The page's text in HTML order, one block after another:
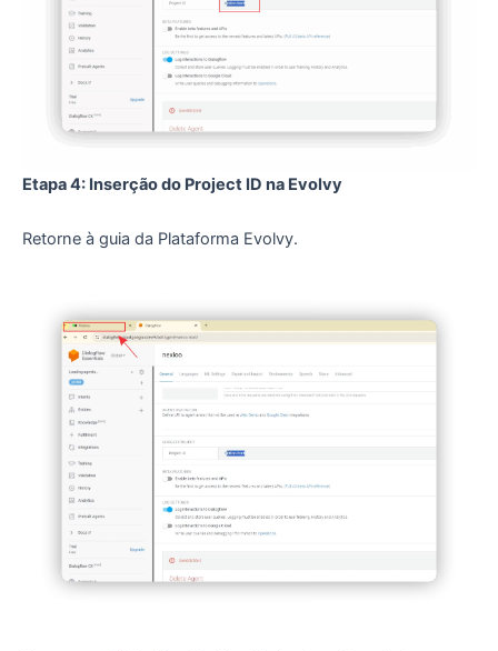
Etapa 4: Inserção do Project ID na Evolvy
Retorne à guia da Plataforma Evolvy.